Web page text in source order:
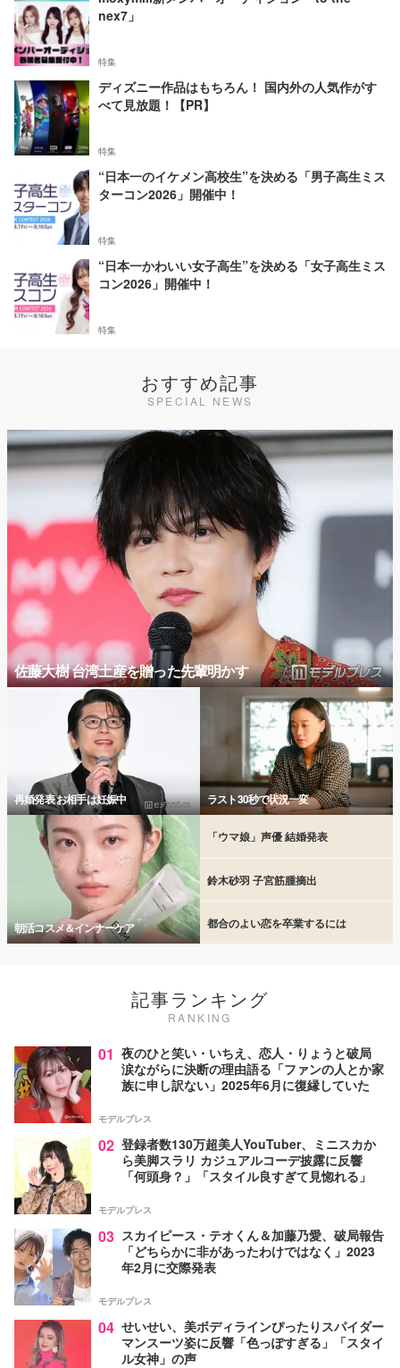
nex7」
特集
ディズニー作品はもちろん！ 国内外の人気作がす
べて見放題！【PR】
特集
“日本一のイケメン高校生”を決める「男子高生ミス
ターコン2026」開催中！
特集
“日本一かわいい女子高生”を決める「女子高生ミス
コン2026」開催中！
特集
おすすめ記事
SPECIAL NEWS
佐藤大樹 台湾土産を贈った先輩明かす
再婚発表 お相手は妊娠中 ラスト30秒で状況一変
朝活コスメ＆インナーケア
「ウマ娘」声優 結婚発表
鈴木砂羽 子宮筋腫摘出
都合のよい恋を卒業するには
記事ランキング
RANKING
01 夜のひと笑い・いちえ、恋人・りょうと破局
涙ながらに決断の理由語る「ファンの人とか家
族に申し訳ない」2025年6月に復縁していた
モデルプレス
02 登録者数130万超美人YouTuber、ミニスカか
ら美脚スラリ カジュアルコーデ披露に反響
「何頭身？」「スタイル良すぎて見惚れる」
モデルプレス
03 スカイピース・テオくん＆加藤乃愛、破局報告
「どちらかに非があったわけではなく」2023
年2月に交際発表
モデルプレス
04 せいせい、美ボディラインぴったりスパイダー
マンスーツ姿に反響「色っぽすぎる」「スタイ
ル女神」の声